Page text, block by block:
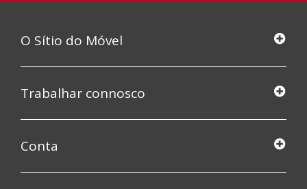
O Sítio do Móvel
Trabalhar connosco
Conta